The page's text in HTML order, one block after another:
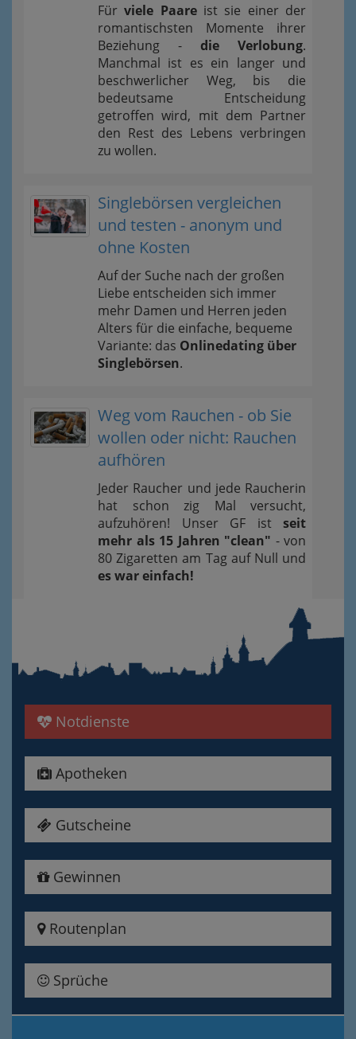
Fürviele Paareist sie einer der
romantischsten Momente ihrer
Beziehung - die Verlobung.
Manchmal ist es ein langer und
beschwerlicher Weg, bis die
bedeutsame Entscheidung
getroffen wird, mit dem Partner
den Rest des Lebens verbringen
zu wollen.
Singlebörsen vergleichen
und testen - anonym und
ohne Kosten
Auf der Suche nach der großen
Liebe entscheiden sich immer
mehr Damen und Herren jeden
Alters für die einfache, bequeme
Variante: das Onlinedating über
Singlebörsen.
Weg vom Rauchen - ob Sie
wollen oder nicht: Rauchen
aufhören
Jeder Raucher und jede Raucherin
hat schon zig Mal versucht,
aufzuhören! Unser GF ist seit
mehr als 15 Jahren "clean" - von
80 Zigaretten am Tag auf Null und
es war einfach!
Notdienste
Apotheken
Gutscheine
Gewinnen
Routenplan
Sprüche